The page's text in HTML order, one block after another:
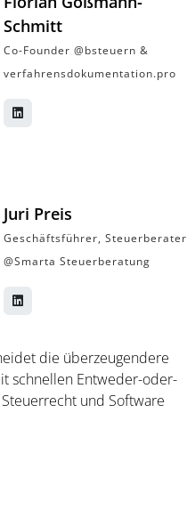
Schmitt
Co-Founder ‪@bsteuern‬ &
verfahrensdokumentation.pro
Juri Preis
Geschäftsführer, Steuerberater
‪@Smarta‬ Steuerberatung
die überzeugendere
schnellen Entweder-oder-
und Software